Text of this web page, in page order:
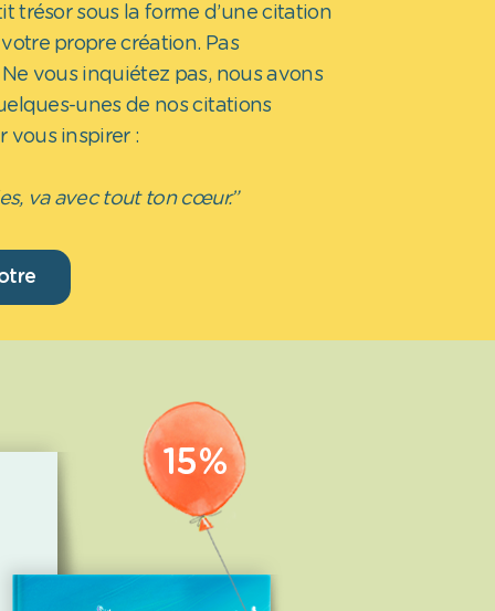
trésor sous la forme d’une citation
propre création. Pas
Ne vous inquiétez pas, nous avons
unes de nos citations
vous inspirer :
va avec tout ton cœur.”